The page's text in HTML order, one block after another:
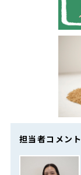
担当者コメント